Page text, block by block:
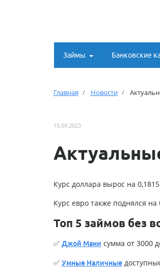
Займы Банковские
Главная Новости
15.09.2023
Курс доллара вырос на
Курс евро также поднялся
Топ 5 займов без
✅ Джой Мани сумма от 3000
✅ Умные Наличные